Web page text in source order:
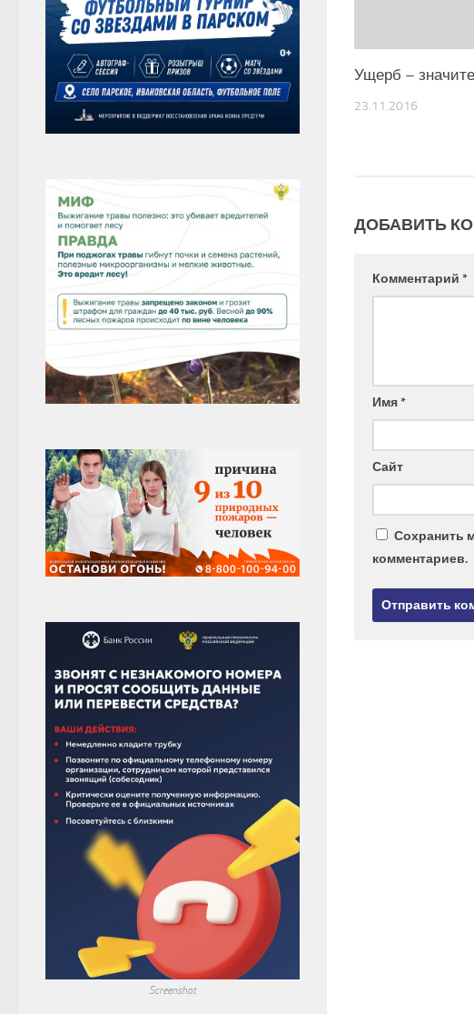
Ущерб –
23.11.2016
ДОБАВИТЬ
Комментарий *
Имя*
Сайт
Сохранить
комментариев.
Screenshot